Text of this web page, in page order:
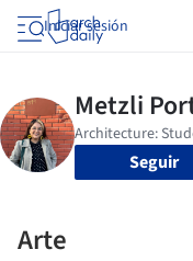
Iniciar sesión
Seguir
Arte